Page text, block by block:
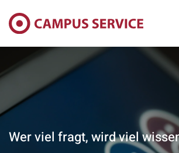
Skip to main content
Wer viel fragt, wird viel